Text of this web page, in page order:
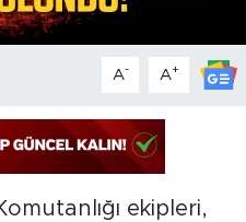
A- A+
ekipleri,